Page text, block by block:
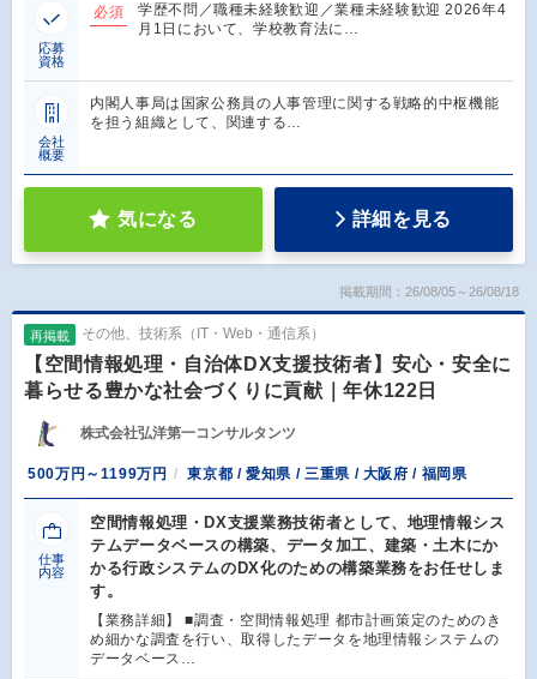
応募
資格
必須
学歴不問／職種未経験歓迎／業種未経験歓迎 2026年4
月1日において、学校教育法に…
会社
概要
内閣⼈事局は国家公務員の⼈事管理に関する戦略的中枢機能
を担う組織として、関連する…
気になる 詳細を見る
掲載期間：26/08/05～26/08/18
再掲載 その他、技術系（IT・Web・通信系）
【空間情報処理・自治体DX支援技術者】安心・安全に
暮らせる豊かな社会づくりに貢献｜年休122日
株式会社弘洋第一コンサルタンツ
500万円～1199万円 東京都 / 愛知県 / 三重県 / 大阪府 / 福岡県
仕事
内容
空間情報処理・DX支援業務技術者として、地理情報シス
テムデータベースの構築、データ加工、建築・土木にか
かる行政システムのDX化のための構築業務をお任せしま
す。
【業務詳細】 ■調査・空間情報処理 都市計画策定のためのき
め細かな調査を行い、取得したデータを地理情報システムの
データベース…